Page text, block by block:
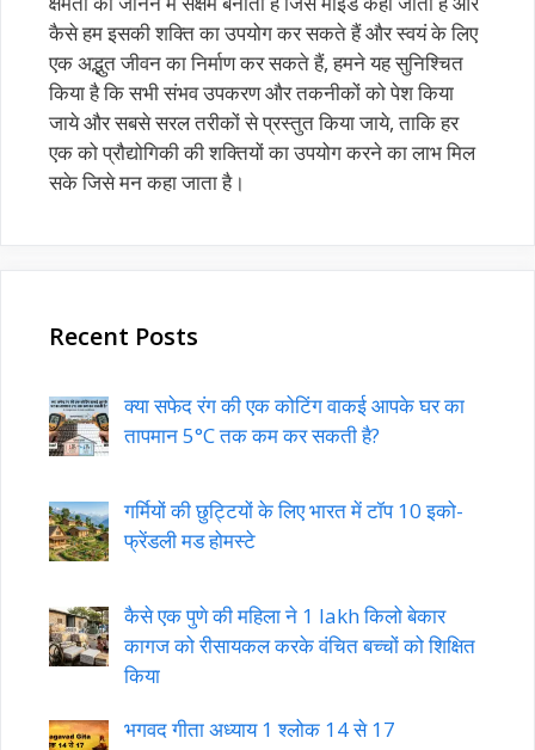
कैसे हम इसकी शक्ति का उपयोग कर सकते हैं और स्वयं के लिए
एक अद्भुत जीवन का निर्माण कर सकते हैं, हमने यह सुनिश्चित
किया है कि सभी संभव उपकरण और तकनीकों को पेश किया
जाये और सबसे सरल तरीकों से प्रस्तुत किया जाये, ताकि हर
एक को प्रौद्योगिकी की शक्तियों का उपयोग करने का लाभ मिल
सके जिसे मन कहा जाता है।
Recent Posts
क्या सफेद रंग की एक कोटिंग वाकई आपके घर का
तापमान 5°C तक कम कर सकती है?
गर्मियों की छुट्टियों के लिए भारत में टॉप 10 इको-
फ्रेंडली मड होमस्टे
कैसे एक पुणे की महिला ने 1 lakh किलो बेकार
कागज को रीसायकल करके वंचित बच्चों को शिक्षित
किया
भगवद गीता अध्याय 1 श्लोक 14 से 17